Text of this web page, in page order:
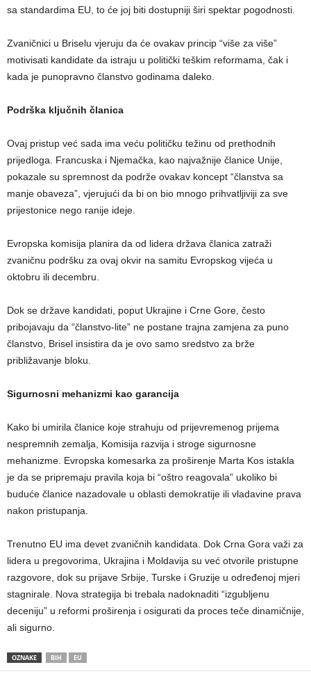
sa standardima EU, to će joj biti dostupniji širi spektar pogodnosti.
Zvaničnici u Briselu vjeruju da će ovakav princip “više za više”
motivisati kandidate da istraju u politički teškim reformama, čak i
kada je punopravno članstvo godinama daleko.
Podrška ključnih članica
Ovaj pristup već sada ima veću političku težinu od prethodnih
prijedloga. Francuska i Njemačka, kao najvažnije članice Unije,
pokazale su spremnost da podrže ovakav koncept “članstva sa
manje obaveza”, vjerujući da bi on bio mnogo prihvatljiviji za sve
prijestonice nego ranije ideje.
Evropska komisija planira da od lidera država članica zatraži
zvaničnu podršku za ovaj okvir na samitu Evropskog vijeća u
oktobru ili decembru.
Dok se države kandidati, poput Ukrajine i Crne Gore, često
pribojavaju da “članstvo-lite” ne postane trajna zamjena za puno
članstvo, Brisel insistira da je ovo samo sredstvo za brže
približavanje bloku.
Sigurnosni mehanizmi kao garancija
Kako bi umirila članice koje strahuju od prijevremenog prijema
nespremnih zemalja, Komisija razvija i stroge sigurnosne
mehanizme. Evropska komesarka za proširenje Marta Kos istakla
je da se pripremaju pravila koja bi “oštro reagovala” ukoliko bi
buduće članice nazadovale u oblasti demokratije ili vladavine prava
nakon pristupanja.
Trenutno EU ima devet zvaničnih kandidata. Dok Crna Gora važi za
lidera u pregovorima, Ukrajina i Moldavija su već otvorile pristupne
razgovore, dok su prijave Srbije, Turske i Gruzije u određenoj mjeri
stagnirale. Nova strategija bi trebala nadoknaditi “izgubljenu
deceniju” u reformi proširenja i osigurati da proces teče dinamičnije,
ali sigurno.
OZNAKE BIH EU